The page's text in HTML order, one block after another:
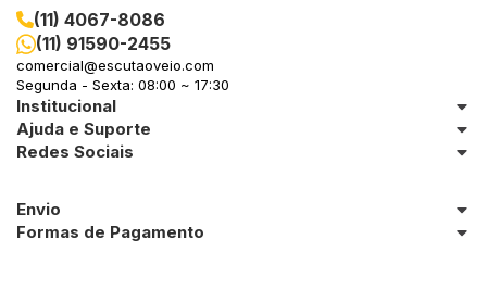
(11) 4067-8086
(11) 91590-2455
comercial@escutaoveio.com
Segunda - Sexta: 08:00 ~ 17:30
Institucional
Ajuda e Suporte
Redes Sociais
Envio
Formas de Pagamento